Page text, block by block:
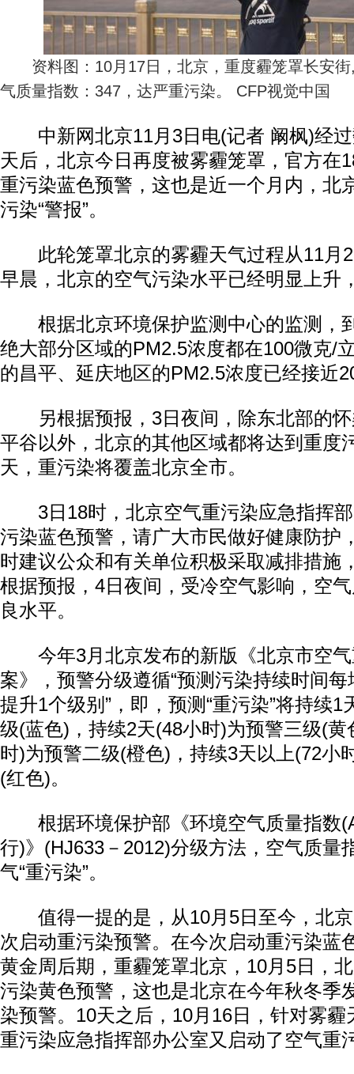
资料图：10月17日，北京，重度霾笼罩长安街
气质量指数：347，达严重污染。 CFP视觉中国
中新网北京11月3日电(记者 阚枫)经过
天后，北京今日再度被雾霾笼罩，官方在
重污染蓝色预警，这也是近一个月内，北
污染“警报”。
此轮笼罩北京的雾霾天气过程从11月2
早晨，北京的空气污染水平已经明显上升
根据北京环境保护监测中心的监测，
绝大部分区域的PM2.5浓度都在100微克/
的昌平、延庆地区的PM2.5浓度已经接近
另根据预报，3日夜间，除东北部的怀
平谷以外，北京的其他区域都将达到重度
天，重污染将覆盖北京全市。
3日18时，北京空气重污染应急指挥部
污染蓝色预警，请广大市民做好健康防护
时建议公众和有关单位积极采取减排措施
根据预报，4日夜间，受冷空气影响，空
良水平。
今年3月北京发布的新版《北京市空气
案》，预警分级遵循“预测污染持续时间
提升1个级别”，即，预测“重污染”将持续
级(蓝色)，持续2天(48小时)为预警三级(黄
时)为预警二级(橙色)，持续3天以上(72小
(红色)。
根据环境保护部《环境空气质量指数
行)》(HJ633－2012)分级方法，空气质量
气“重污染”。
值得一提的是，从10月5日至今，北京
次启动重污染预警。在今次启动重污染蓝
黄金周后期，重霾笼罩北京，10月5日，
污染黄色预警，这也是北京在今年秋冬季
染预警。10天之后，10月16日，针对雾霾
重污染应急指挥部办公室又启动了空气重